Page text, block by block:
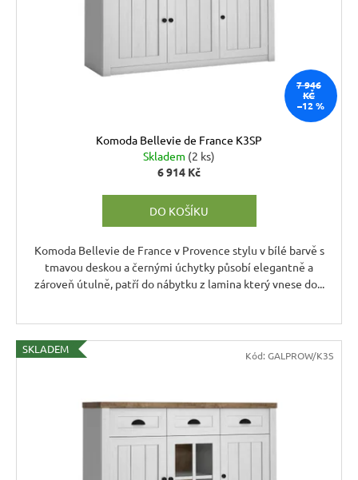
7 946
KČ
–12 %
Komoda Bellevie de France K3SP
Skladem (2 ks)
6 914 Kč
DO KOŠÍKU
Komoda Bellevie de France v Provence stylu v bílé barvě s
tmavou deskou a černými úchytky působí elegantně a
zároveň útulně, patří do nábytku z lamina který vnese do...
SKLADEM Kód: GALPROW/K3S